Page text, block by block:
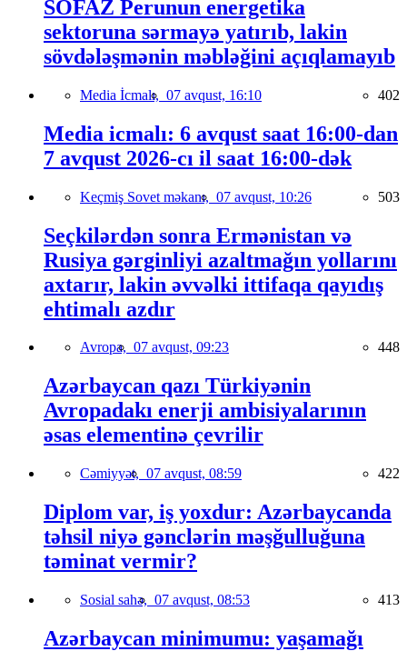
SOFAZ Perunun energetika
sektoruna sərmayə yatırıb, lakin
sövdələşmənin məbləğini açıqlamayıb
Media İcmalı, 07 avqust, 16:10 402
Media icmalı: 6 avqust saat 16:00-dan
7 avqust 2026-cı il saat 16:00-dək
Keçmiş Sovet məkanı, 07 avqust, 10:26 503
Seçkilərdən sonra Ermənistan və
Rusiya gərginliyi azaltmağın yollarını
axtarır, lakin əvvəlki ittifaqa qayıdış
ehtimalı azdır
Avropa, 07 avqust, 09:23 448
Azərbaycan qazı Türkiyənin
Avropadakı enerji ambisiyalarının
əsas elementinə çevrilir
Cəmiyyət, 07 avqust, 08:59 422
Diplom var, iş yoxdur: Azərbaycanda
təhsil niyə gənclərin məşğulluğuna
təminat vermir?
Sosial sahə, 07 avqust, 08:53 413
Azərbaycan minimumu: yaşamağı